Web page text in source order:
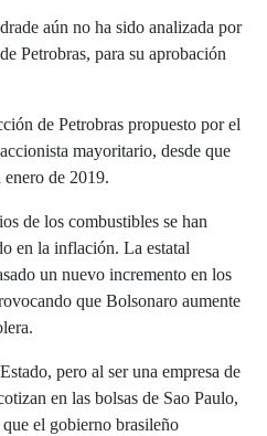
aún no ha sido analizada por
Petrobras, para su aprobación
de Petrobras propuesto por el
mayoritario, desde que
de 2019.
de los combustibles se han
en la inflación. La estatal
un nuevo incremento en los
que Bolsonaro aumente
pero al ser una empresa de
en las bolsas de Sao Paulo,
el gobierno brasileño